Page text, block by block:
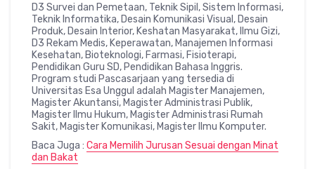
D3 Survei dan Pemetaan, Teknik Sipil, Sistem Informasi,
Teknik Informatika, Desain Komunikasi Visual, Desain
Produk, Desain Interior, Keshatan Masyarakat, Ilmu Gizi,
D3 Rekam Medis, Keperawatan, Manajemen Informasi
Kesehatan, Bioteknologi, Farmasi, Fisioterapi,
Pendidikan Guru SD, Pendidikan Bahasa Inggris.
Program studi Pascasarjaan yang tersedia di
Universitas Esa Unggul adalah Magister Manajemen,
Magister Akuntansi, Magister Administrasi Publik,
Magister Ilmu Hukum, Magister Administrasi Rumah
Sakit, Magister Komunikasi, Magister Ilmu Komputer.
Baca Juga : Cara Memilih Jurusan Sesuai dengan Minat
dan Bakat